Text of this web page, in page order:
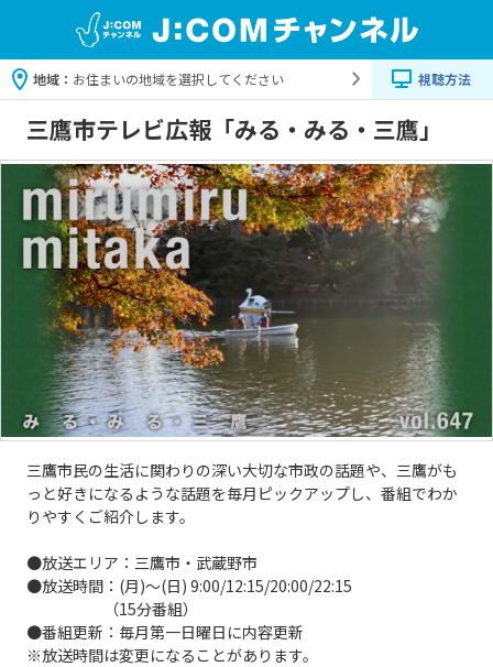
地域： お住まいの地域を選択してください 視聴方法
三鷹市テレビ広報「みる・みる・三鷹」
三鷹市民の生活に関わりの深い大切な市政の話題や、三鷹がも
っと好きになるような話題を毎月ピックアップし、番組でわか
りやすくご紹介します。
●放送エリア：三鷹市・武蔵野市
●放送時間：(月)～(日) 9:00/12:15/20:00/22:15
（15分番組）
●番組更新：毎月第一日曜日に内容更新
※放送時間は変更になることがあります。